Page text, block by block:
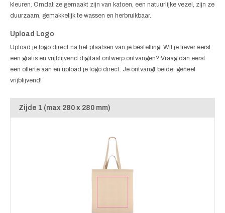
kleuren. Omdat ze gemaakt zijn van katoen, een natuurlijke vezel, zijn ze
duurzaam, gemakkelijk te wassen en herbruikbaar.
Upload Logo
Upload je logo direct na het plaatsen van je bestelling. Wil je liever eerst
een gratis en vrijblijvend digitaal ontwerp ontvangen? Vraag dan eerst
een offerte aan en upload je logo direct. Je ontvangt beide, geheel
vrijblijvend!
Zijde 1 (max 280 x 280 mm)